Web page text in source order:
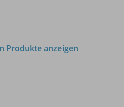
Produkte anzeigen